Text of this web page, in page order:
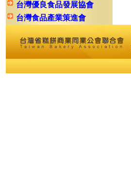
台灣優良食品發展協會
台灣食品產業策進會